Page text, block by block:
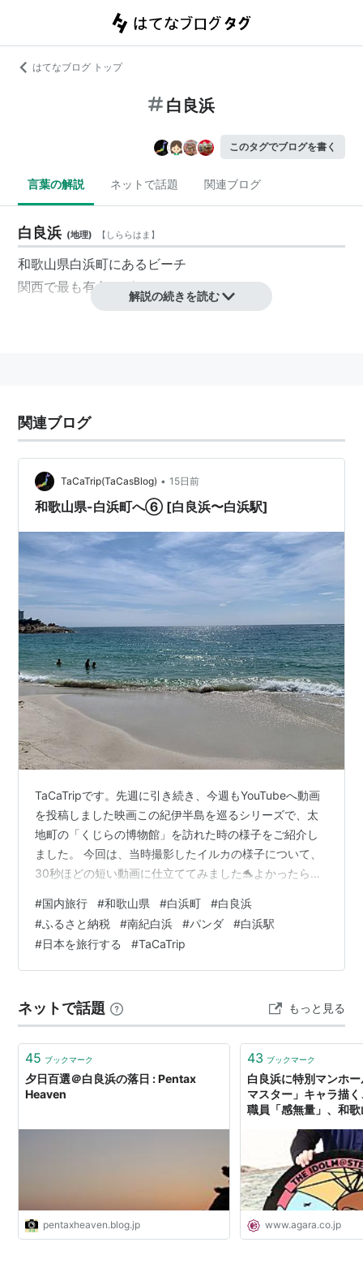
はてなブログ トップ
白良浜
このタグでブログを書く
言葉の解説 ネットで話題 関連ブログ
白良浜 (地理) 【 しららはま 】
和歌山県白浜町にあるビーチ
関西で最も有名なビーチのひとつ
解説の続きを読む
関連ブログ
TaCaTrip(TaCasBlog) • 15日前
和歌山県-白浜町へ⑥ [白良浜〜白浜駅]
TaCaTripです。先週に引き続き、今週もYouTubeへ動画
を投稿しました映画この紀伊半島を巡るシリーズで、太
地町の「くじらの博物館」を訪れた時の様子をご紹介し
ました。 今回は、当時撮影したイルカの様子について、
30秒ほどの短い動画に仕立ててみました🐬よかったらご
巡ります。 [CM]旅行したくなったら。自分も色々なサイ
トを使わさせて頂いてます。ありがとうございます☕️ ク
リックするならコチラ⤵️の広告を。 作者に微々たるもので
すが報酬が付きます。ブログ投稿の励みになるのでよろ
温泉 崎…
#国内旅行 #和歌山県 #白浜町 #白良浜
#ふるさと納税 #南紀白浜 #パンダ #白浜駅
#日本を旅行する #TaCaTrip
ネットで話題 もっと見る
45 ブックマーク
夕日百選＠白良浜の落日 : Pentax
Heaven
pentaxheaven.blog.jp
43 ブックマーク
白良浜に特別マンホ
マスター」キャラ描
職員「感無量」、和
www.agara.co.jp